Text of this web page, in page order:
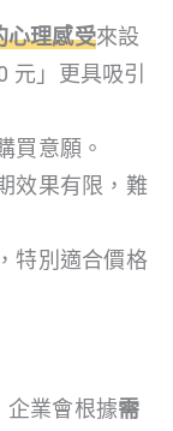
心理感受來設
元」更具吸引
買意願。
效果有限，難
特別適合價格
企業會根據需